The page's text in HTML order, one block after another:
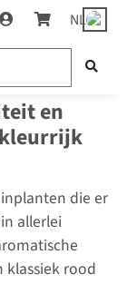
NL
en
die er
allerlei
klassiek rood